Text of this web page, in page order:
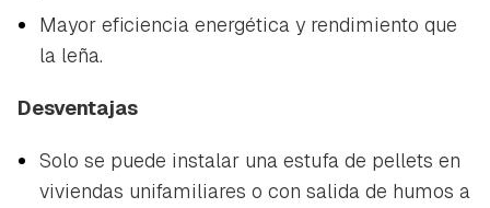
Mayor eficiencia energética y rendimiento que
la leña.
Desventajas
Solo se puede instalar una estufa de pellets en
viviendas unifamiliares o con salida de humos a